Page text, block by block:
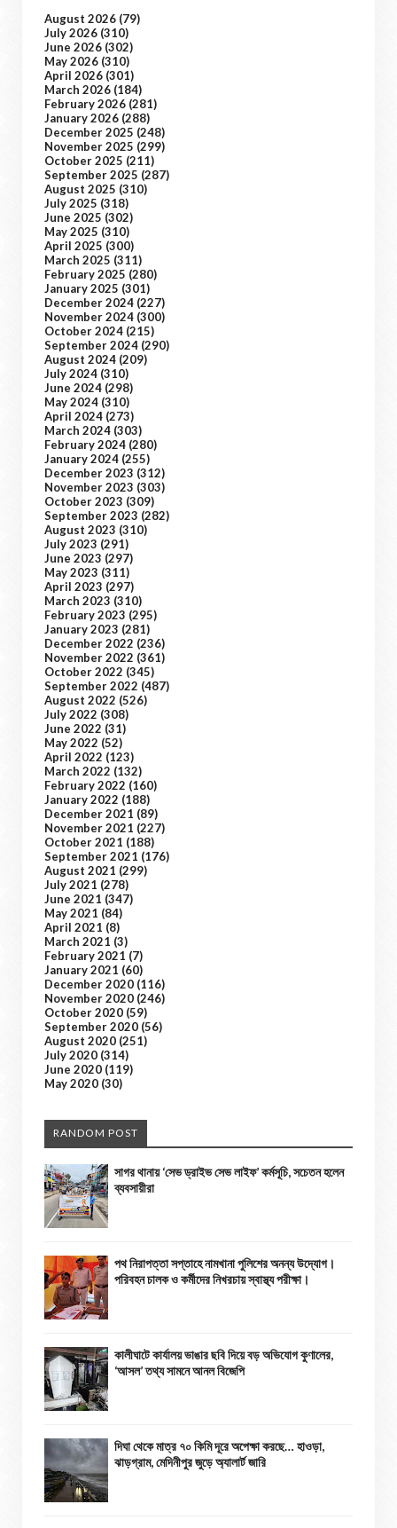
August 2026 (79)
July 2026 (310)
June 2026 (302)
May 2026 (310)
April 2026 (301)
March 2026 (184)
February 2026 (281)
January 2026 (288)
December 2025 (248)
November 2025 (299)
October 2025 (211)
September 2025 (287)
August 2025 (310)
July 2025 (318)
June 2025 (302)
May 2025 (310)
April 2025 (300)
March 2025 (311)
February 2025 (280)
January 2025 (301)
December 2024 (227)
November 2024 (300)
October 2024 (215)
September 2024 (290)
August 2024 (209)
July 2024 (310)
June 2024 (298)
May 2024 (310)
April 2024 (273)
March 2024 (303)
February 2024 (280)
January 2024 (255)
December 2023 (312)
November 2023 (303)
October 2023 (309)
September 2023 (282)
August 2023 (310)
July 2023 (291)
June 2023 (297)
May 2023 (311)
April 2023 (297)
March 2023 (310)
February 2023 (295)
January 2023 (281)
December 2022 (236)
November 2022 (361)
October 2022 (345)
September 2022 (487)
August 2022 (526)
July 2022 (308)
June 2022 (31)
May 2022 (52)
April 2022 (123)
March 2022 (132)
February 2022 (160)
January 2022 (188)
December 2021 (89)
November 2021 (227)
October 2021 (188)
September 2021 (176)
August 2021 (299)
July 2021 (278)
June 2021 (347)
May 2021 (84)
April 2021 (8)
March 2021 (3)
February 2021 (7)
January 2021 (60)
December 2020 (116)
November 2020 (246)
October 2020 (59)
September 2020 (56)
August 2020 (251)
July 2020 (314)
June 2020 (119)
May 2020 (30)
RANDOM POST
সাগর থানায় ‘সেভ ড্রাইভ সেভ লাইফ’ কর্মসূচি, সচেতন হলেন
ব্যবসায়ীরা
পথ নিরাপত্তা সপ্তাহে নামখানা পুলিশের অনন্য উদ্যোগ।
পরিবহন চালক ও কর্মীদের নিখরচায় স্বাস্থ্য পরীক্ষা।
কালীঘাটে কার্যালয় ভাঙার ছবি দিয়ে বড় অভিযোগ কুণালের,
‘আসল’ তথ্য সামনে আনল বিজেপি
দিঘা থেকে মাত্র ৭০ কিমি দূরে অপেক্ষা করছে… হাওড়া,
ঝাড়গ্রাম, মেদিনীপুর জুড়ে অ্যালার্ট জারি